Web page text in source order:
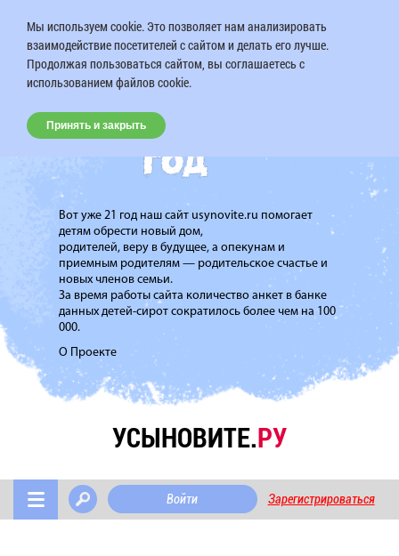
Вот уже 21 год наш сайт usynovite.ru помогает
детям обрести новый дом,
родителей, веру в будущее, а опекунам и
приемным родителям — родительское счастье и
новых членов семьи.
За время работы сайта количество анкет в банке
данных детей-сирот сократилось более чем на 100
000.
О Проекте
УСЫНОВИТЕ.РУ
Войти Зарегистрироваться
Мы используем cookie. Это позволяет нам анализировать
взаимодействие посетителей с сайтом и делать его лучше.
Продолжая пользоваться сайтом, вы соглашаетесь с
использованием файлов cookie.
Принять и закрыть